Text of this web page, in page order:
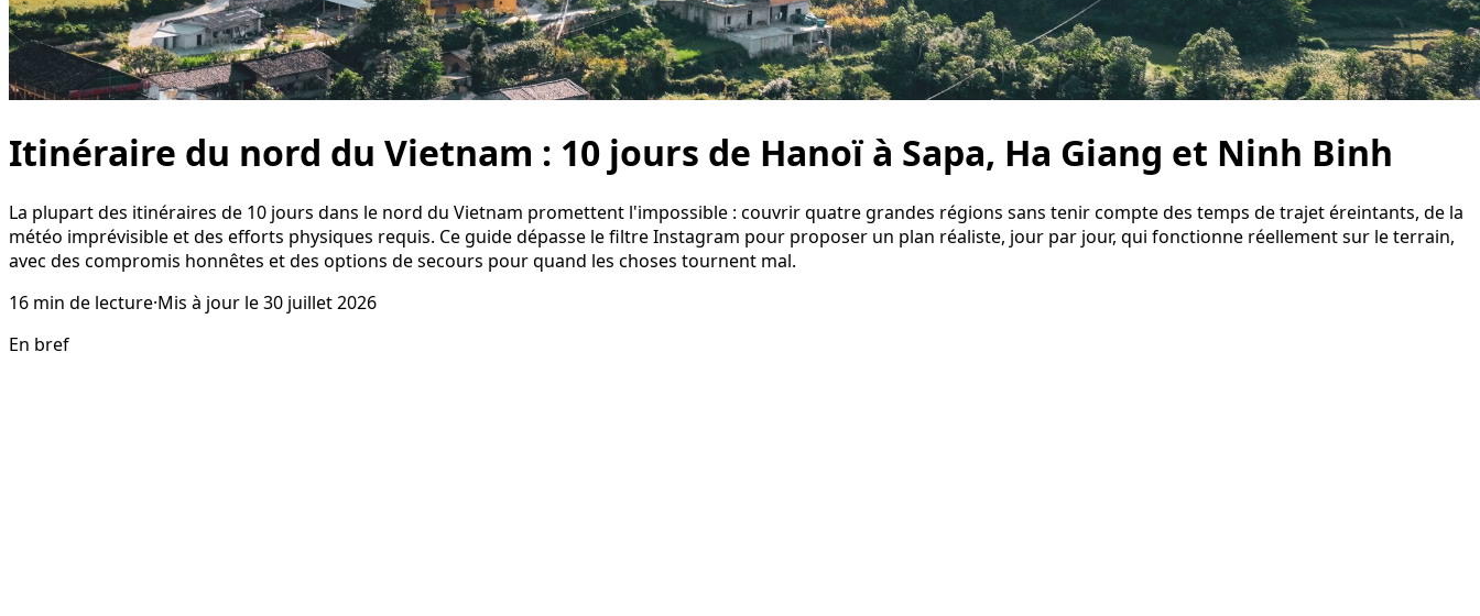
Itinéraire du nord du Vietnam : 10 jours de Hanoï à Sapa, Ha Giang et Ninh Binh
La plupart des itinéraires de 10 jours dans le nord du Vietnam promettent l'impossible : couvrir quatre grandes régions sans tenir compte des temps de trajet éreintants, de la
météo imprévisible et des efforts physiques requis. Ce guide dépasse le filtre Instagram pour proposer un plan réaliste, jour par jour, qui fonctionne réellement sur le terrain,
avec des compromis honnêtes et des options de secours pour quand les choses tournent mal.
16 min de lecture·Mis à jour le30 juillet 2026
En bref